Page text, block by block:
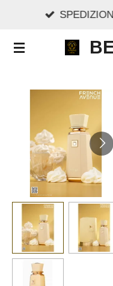
contenuto